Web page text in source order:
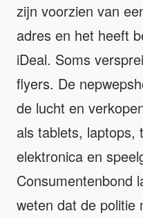
zijn voorzien van
adres en het heeft
iDeal. Soms
flyers. De
de lucht en
als tablets, laptops,
elektronica en
Consumentenbond
weten dat de politie